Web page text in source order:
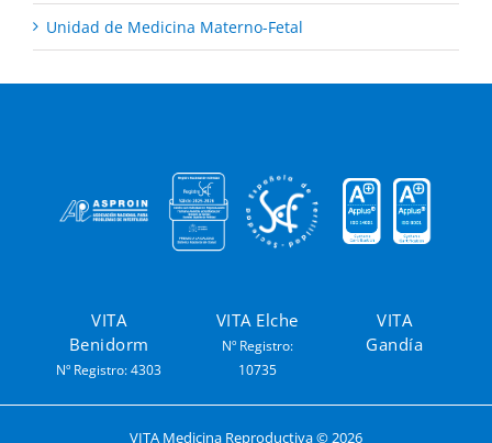
Unidad de Medicina Materno-Fetal
VITA
Benidorm
Nº Registro: 4303
VITA Elche
Nº Registro:
10735
VITA
Gandía
VITA Medicina Reproductiva ©2026